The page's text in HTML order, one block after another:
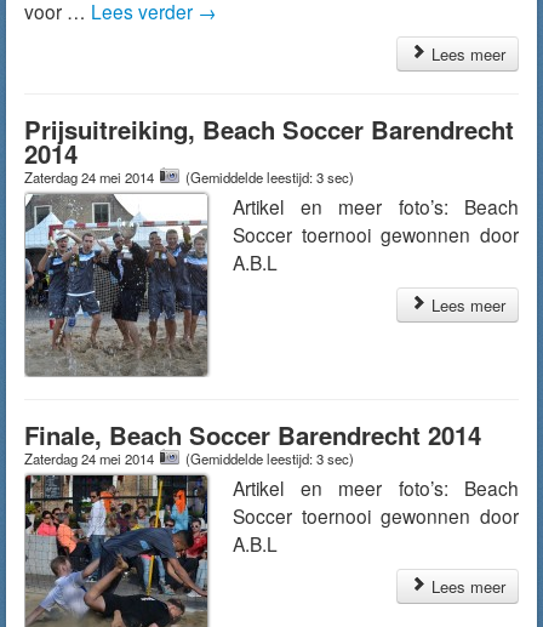
voor … Lees verder →
Lees meer
Prijsuitreiking, Beach Soccer Barendrecht
2014
Zaterdag 24 mei 2014 (Gemiddelde leestijd: 3 sec)
Artikel en meer foto’s: Beach
Soccer toernooi gewonnen door
A.B.L
Lees meer
Finale, Beach Soccer Barendrecht 2014
Zaterdag 24 mei 2014 (Gemiddelde leestijd: 3 sec)
Artikel en meer foto’s: Beach
Soccer toernooi gewonnen door
A.B.L
Lees meer